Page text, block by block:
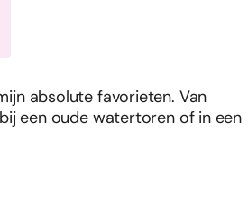
absolute favorieten. Van
een oude watertoren of in een